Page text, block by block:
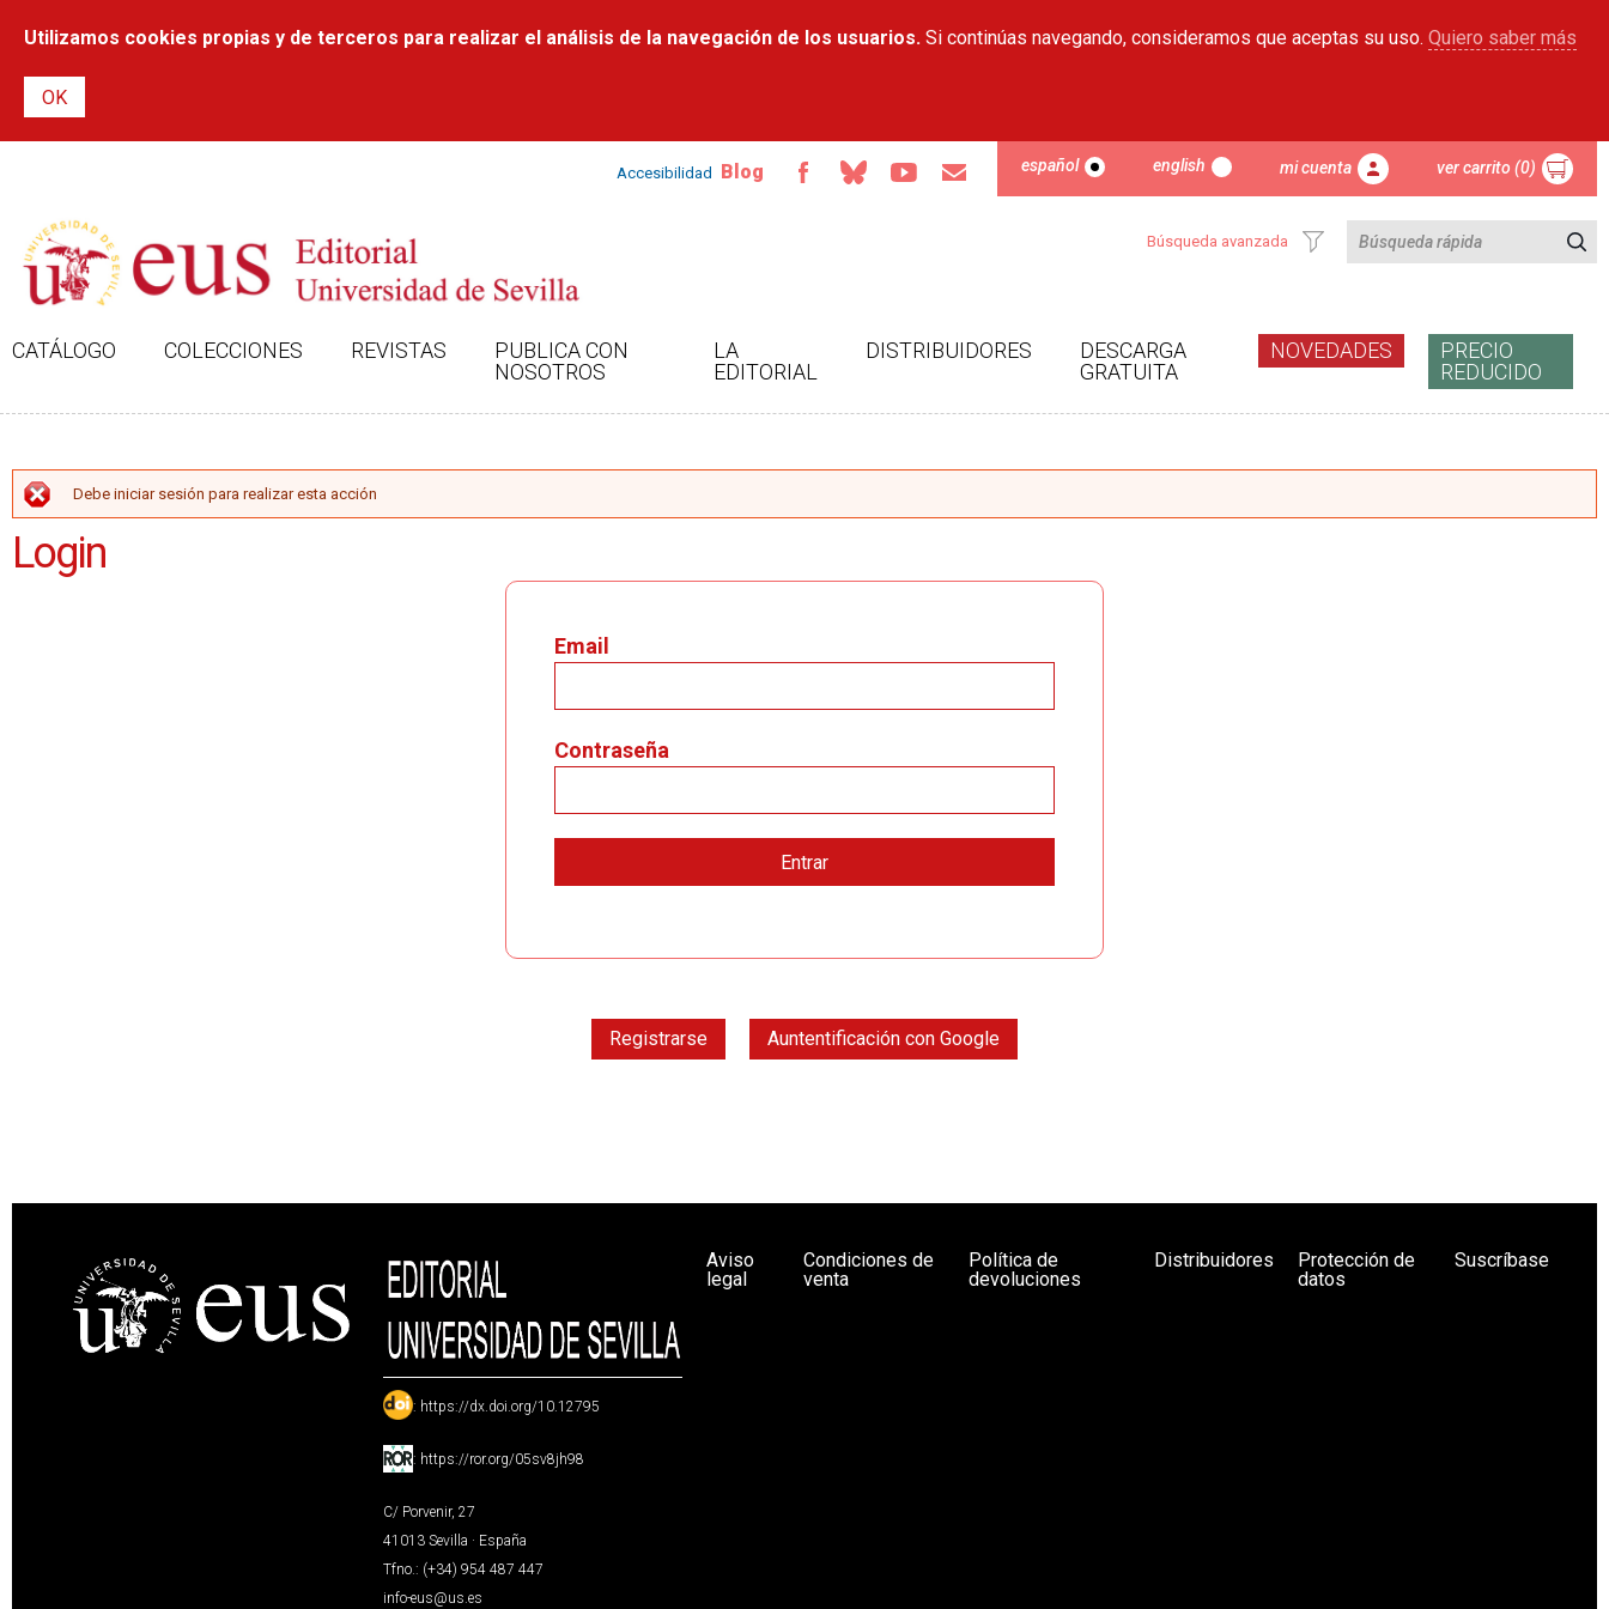
contenido
Utilizamos cookies propias y de terceros para realizar el análisis de la navegación de los usuarios. Si continúas navegando, consideramos que aceptas su uso. Quiero saber más
Accesibilidad Blog español english mi cuenta ver carrito (0)
Búsqueda avanzada
CATÁLOGO COLECCIONES REVISTAS
PUBLICA CON
NOSOTROS
LA
EDITORIAL
DISTRIBUIDORES
DESCARGA
GRATUITA
NOVEDADES
PRECIO
REDUCIDO
MENSAJE DE ERROR
Debe iniciar sesión para realizar esta acción
Login
Email
Contraseña
Registrarse Auntentificación con Google
: https://dx.doi.org/10.12795
: https://ror.org/05sv8jh98
C/ Porvenir, 27
41013 Sevilla · España
Tfno.: (+34) 954 487 447
info-eus@us.es
Aviso
legal
Condiciones de
venta
Política de
devoluciones
Distribuidores
Protección de
datos
Suscríbase